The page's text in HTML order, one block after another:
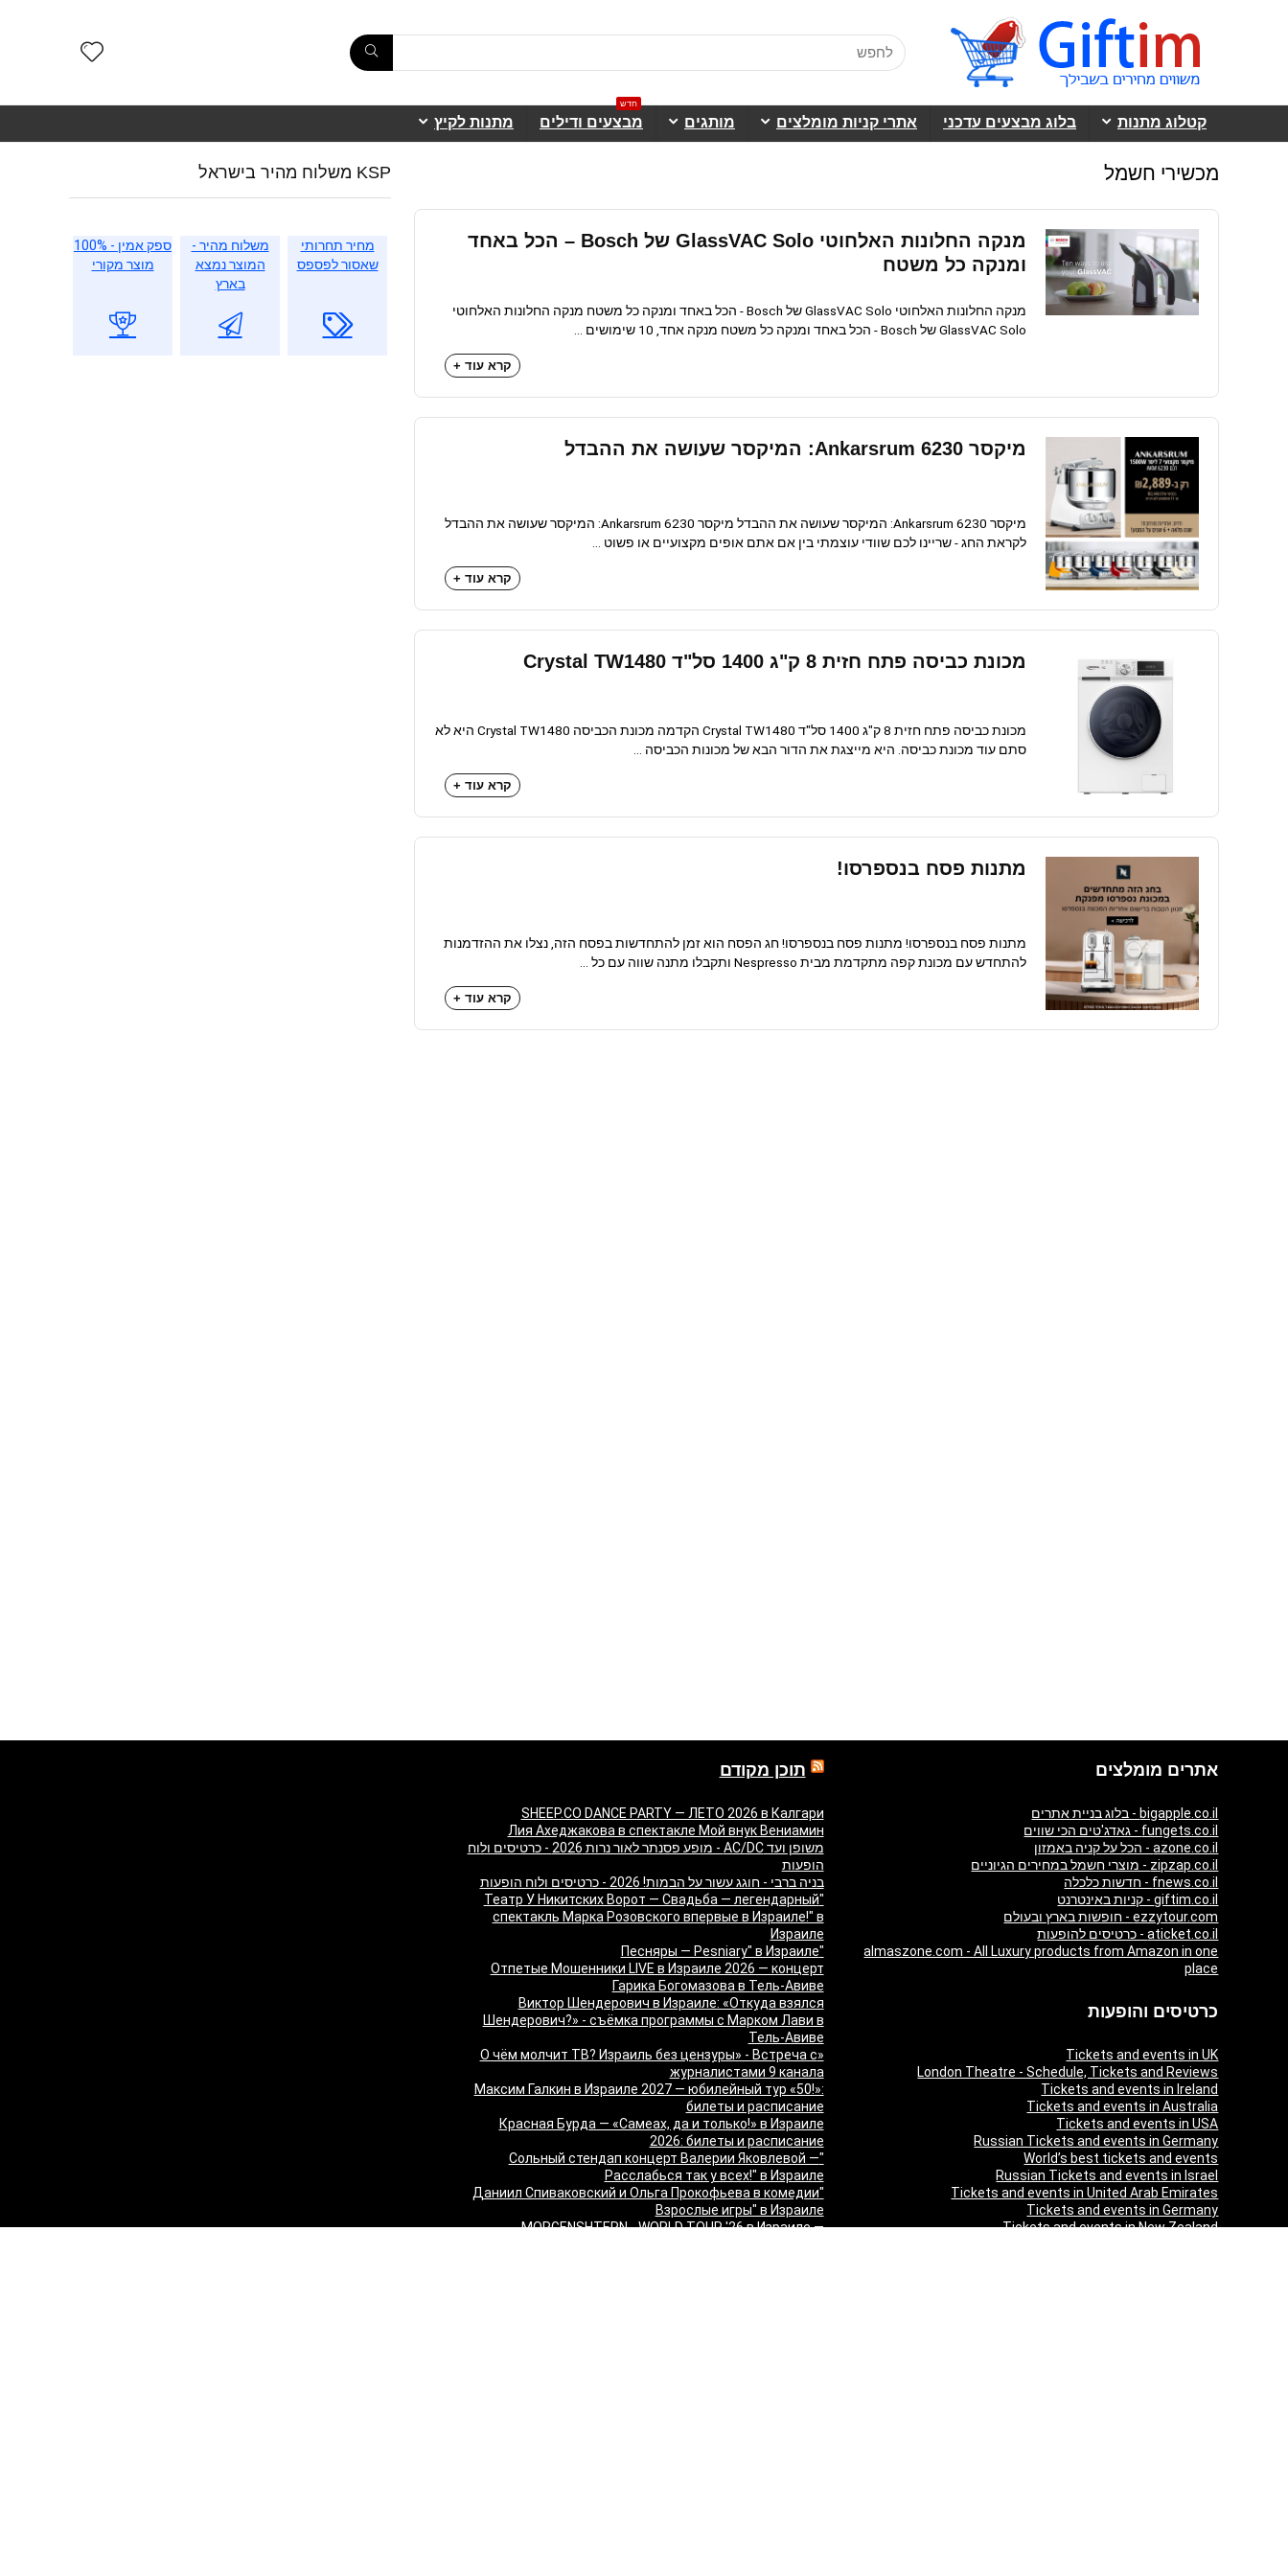
קטלוג מתנות בלוג מבצעים עדכני אתרי קניות מומלצים מותגים מבצעים ודילים
חדש
מתנות לקיץ
מכשירי חשמל
מנקה החלונות האלחוטי GlassVAC Solo של Bosch – הכל באחד
ומנקה כל משטח
מנקה החלונות האלחוטי GlassVAC Solo של Bosch - הכל באחד ומנקה כל משטח מנקה החלונות האלחוטי
GlassVAC Solo של Bosch - הכל באחד ומנקה כל משטח מנקה אחד, 10 שימושים ...
קרא עוד +
מיקסר Ankarsrum 6230: המיקסר שעושה את ההבדל
מיקסר Ankarsrum 6230: המיקסר שעושה את ההבדל מיקסר Ankarsrum 6230: המיקסר שעושה את ההבדל
לקראת החג - שריינו לכם שוודי עוצמתי בין אם אתם אופים מקצועיים או פשוט ...
קרא עוד +
מכונת כביסה פתח חזית 8 ק"ג 1400 סל"ד Crystal TW1480
מכונת כביסה פתח חזית 8 ק"ג 1400 סל"ד Crystal TW1480 הקדמה מכונת הכביסה Crystal TW1480 היא לא
סתם עוד מכונת כביסה. היא מייצגת את הדור הבא של מכונות הכביסה ...
קרא עוד +
מתנות פסח בנספרסו!
מתנות פסח בנספרסו! מתנות פסח בנספרסו! חג הפסח הוא זמן להתחדשות בפסח הזה, נצלו את ההזדמנות
להתחדש עם מכונת קפה מתקדמת מבית Nespresso ותקבלו מתנה שווה עם כל ...
קרא עוד +
KSP משלוח מהיר בישראל
מחיר תחרותי
שאסור לפספס
משלוח מהיר -
המוצר נמצא
בארץ
ספק אמין - 100%
מוצר מקורי
אתרים מומלצים
bigapple.co.il - בלוג בניית אתרים
fungets.co.il - גאדג'טים הכי שווים
azone.co.il - הכל על קניה באמזון
zipzap.co.il - מוצרי חשמל במחירים הגיוניים
fnews.co.il - חדשות כלכלה
giftim.co.il - קניות באינטרנט
ezzytour.com - חופשות בארץ ובעולם
aticket.co.il - כרטיסים להופעות
almaszone.com - All Luxury products from Amazon in one
place
כרטיסים והופעות
Tickets and events in UK
London Theatre - Schedule, Tickets and Reviews
Tickets and events in Ireland
Tickets and events in Australia
Tickets and events in USA
Russian Tickets and events in Germany
World’s best tickets and events
Russian Tickets and events in Israel
Tickets and events in United Arab Emirates
Tickets and events in Germany
Tickets and events in New Zealand
תוכן מקודם
SHEEP.CO DANCE PARTY — ЛЕТО 2026 в Калгари
Лия Ахеджакова в спектакле Мой внук Вениамин
משופן ועד AC/DC - מופע פסנתר לאור נרות 2026 - כרטיסים ולוח
הופעות
בניה ברבי - חוגג עשור על הבמות! 2026 - כרטיסים ולוח הופעות
"Театр У Никитских Ворот — Свадьба — легендарный
спектакль Марка Розовского впервые в Израиле!" в
Израиле
"Песняры — Pesniary" в Израиле
Отпетые Мошенники LIVE в Израиле 2026 — концерт
Гарика Богомазова в Тель-Авиве
Виктор Шендерович в Израиле: «Откуда взялся
Шендерович?» - съёмка программы с Марком Лави в
Тель-Авиве
«О чём молчит ТВ? Израиль без цензуры» - Встреча с
журналистами 9 канала
Максим Галкин в Израиле 2027 — юбилейный тур «50!»:
билеты и расписание
Красная Бурда — «Самеах, да и только!» в Израиле
2026: билеты и расписание
"Сольный стендап концерт Валерии Яковлевой —
Расслабься так у всех!" в Израиле
"Даниил Спиваковский и Ольга Прокофьева в комедии
Взрослые игры" в Израиле
MORGENSHTERN - WORLD TOUR '26 в Израиле —